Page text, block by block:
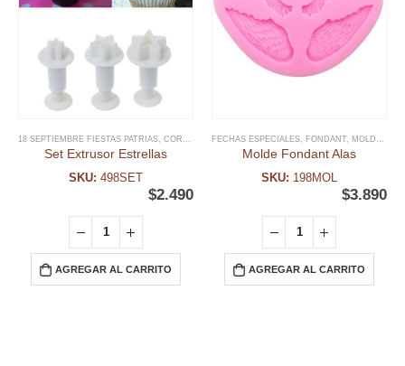
18 SEPTIEMBRE FIESTAS PATRIAS CORTADORES NAVIDAD ,EXTRUSOR FONDANT ,FECHAS
Set Extrusor Estrellas
SKU: 498SET
$2.490
AGREGAR AL CARRITO
FECHAS ESPECIALES FONDANT MOLDE FONDANT
Molde Fondant Alas
SKU: 198MOL
$3.890
AGREGAR AL CARRITO